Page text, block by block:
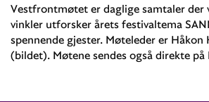
Vestfrontmøtet er daglige samtaler der
vinkler utforsker årets festivaltema
spennende gjester. Møteleder er Håkon
(bildet). Møtene sendes også direkte på